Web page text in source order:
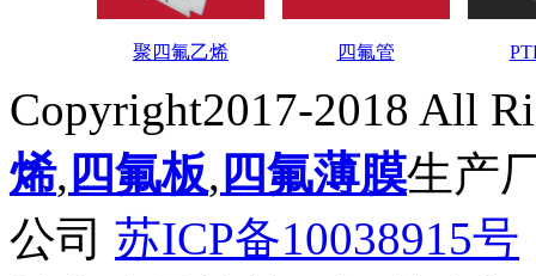
聚四氟乙烯 四氟管
Copyright2017-2018 All
烯, 四氟板, 四氟薄膜生产
公司 苏ICP备10038915号